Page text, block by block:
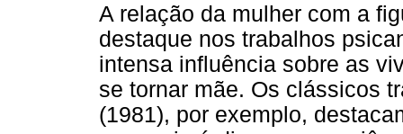
A relação da mulher com a
destaque nos trabalhos
intensa influência sobre as
se tornar mãe. Os clássicos
(1981), por exemplo,